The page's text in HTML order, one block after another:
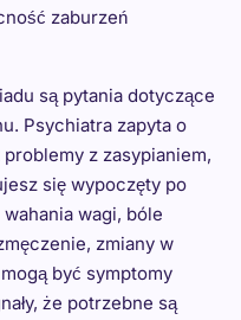
zaburzeń
są pytania dotyczące
Psychiatra zapyta o
z zasypianiem,
się wypoczęty po
wagi, bóle
zmiany w
być symptomy
że potrzebne są